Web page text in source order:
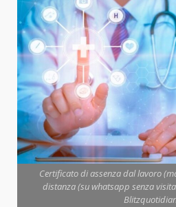
Certificato di assenza dal lavoro
distanza (su whatsapp senza